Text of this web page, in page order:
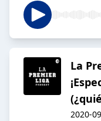
La
2020-